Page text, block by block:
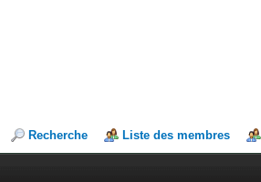
Recherche Liste des membres